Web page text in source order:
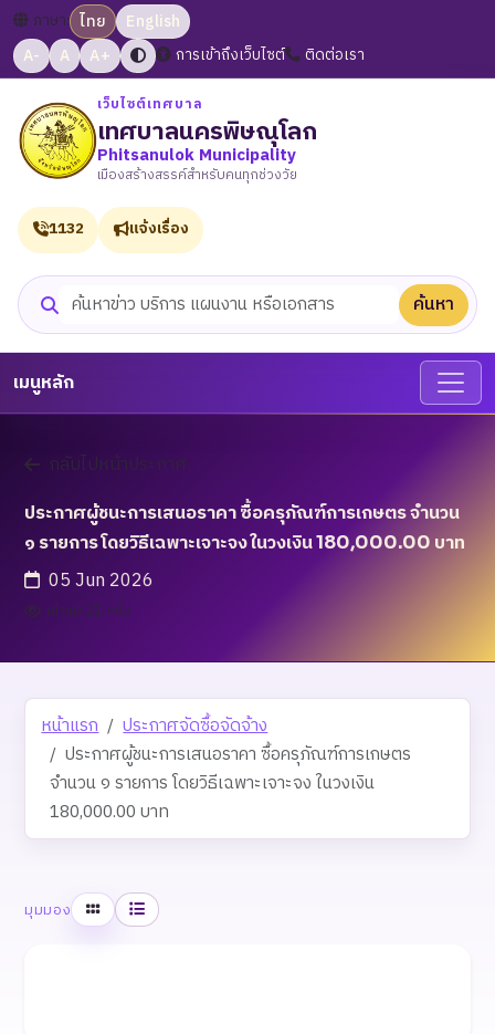
ภาษา: ไทย
English
A-
A A+ การเข้าถึงเว็บไซต์ ติดต่อเรา
เว็บไซต์เทศบาล
เทศบาลนครพิษณุโลก
Phitsanulok Municipality
เมืองสร้างสรรค์สำหรับคนทุกช่วงวัย
ค้นหาเว็บไซต์ ค้นหา
1132 แจ้งเรื่อง
เมนูหลัก
กลับไปหน้าประกาศ
ประกาศผู้ชนะการเสนอราคา ซื้อครุภัณฑ์การเกษตร จำนวน
๑ รายการ โดยวิธีเฉพาะเจาะจง ในวงเงิน 180,000.00 บาท
05 Jun 2026
เข้าชม 21 ครั้ง
หน้าแรก
ประกาศจัดซื้อจัดจ้าง
ประกาศผู้ชนะการเสนอราคา ซื้อครุภัณฑ์การเกษตร
จำนวน ๑ รายการ โดยวิธีเฉพาะเจาะจง ในวงเงิน
180,000.00 บาท
มุมมอง ตารางรายการ